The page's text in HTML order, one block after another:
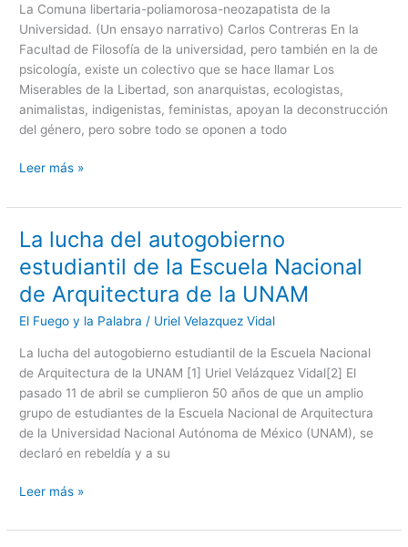
La Comuna libertaria-poliamorosa-neozapatista de la
Universidad. (Un ensayo narrativo) Carlos Contreras En la
Facultad de Filosofía de la universidad, pero también en la de
psicología, existe un colectivo que se hace llamar Los
Miserables de la Libertad, son anarquistas, ecologistas,
animalistas, indigenistas, feministas, apoyan la deconstrucción
del género, pero sobre todo se oponen a todo
la
Universidad.
(Un
ensayo
narrativo)
Leer más »
La lucha del autogobierno
estudiantil de la Escuela Nacional
de Arquitectura de la UNAM
El Fuego y la Palabra / Uriel Velazquez Vidal
La lucha del autogobierno estudiantil de la Escuela Nacional
de Arquitectura de la UNAM [1] Uriel Velázquez Vidal[2] El
pasado 11 de abril se cumplieron 50 años de que un amplio
grupo de estudiantes de la Escuela Nacional de Arquitectura
de la Universidad Nacional Autónoma de México (UNAM), se
declaró en rebeldía y a su
La
del
autogobierno
estudiantil
la
Escuela
Nacional
de
Arquitectura
de
UNAM
Leer más »